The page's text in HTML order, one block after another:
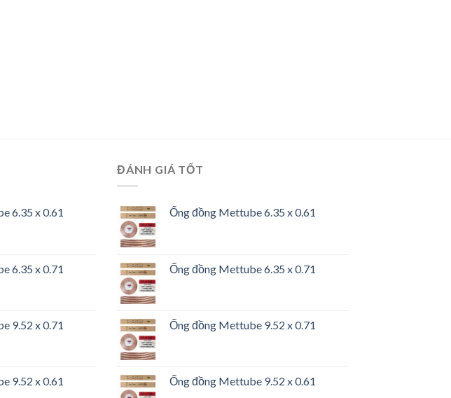
6.35 x 0.61
6.35 x 0.71
9.52 x 0.71
9.52 x 0.61
ĐÁNH GIÁ TỐT
Ống đồng Mettube 6.35 x 0.61
Ống đồng Mettube 6.35 x 0.71
Ống đồng Mettube 9.52 x 0.71
Ống đồng Mettube 9.52 x 0.61